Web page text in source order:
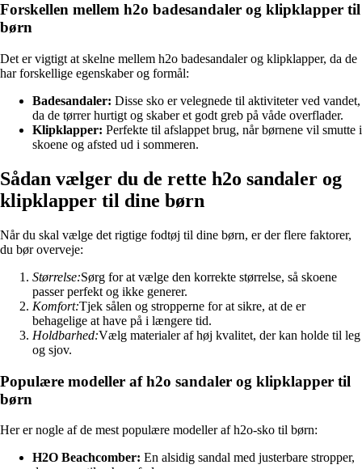
Forskellen mellem h2o badesandaler og klipklapper til
børn
Det er vigtigt at skelne mellem h2o badesandaler og klipklapper, da de
har forskellige egenskaber og formål:
Badesandaler: Disse sko er velegnede til aktiviteter ved vandet,
da de tørrer hurtigt og skaber et godt greb på våde overflader.
Klipklapper: Perfekte til afslappet brug, når børnene vil smutte i
skoene og afsted ud i sommeren.
Sådan vælger du de rette h2o sandaler og
klipklapper til dine børn
Når du skal vælge det rigtige fodtøj til dine børn, er der flere faktorer,
du bør overveje:
Størrelse:Sørg for at vælge den korrekte størrelse, så skoene
passer perfekt og ikke generer.
Komfort:Tjek sålen og stropperne for at sikre, at de er
behagelige at have på i længere tid.
Holdbarhed:Vælg materialer af høj kvalitet, der kan holde til leg
og sjov.
Populære modeller af h2o sandaler og klipklapper til
børn
Her er nogle af de mest populære modeller af h2o-sko til børn:
H2O Beachcomber: En alsidig sandal med justerbare stropper,